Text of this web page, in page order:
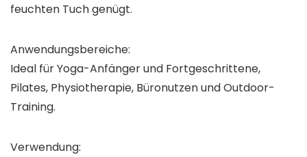
feuchten Tuch genügt.
Anwendungsbereiche:
Ideal für Yoga-Anfänger und Fortgeschrittene,
Pilates, Physiotherapie, Büronutzen und Outdoor-
Training.
Verwendung: